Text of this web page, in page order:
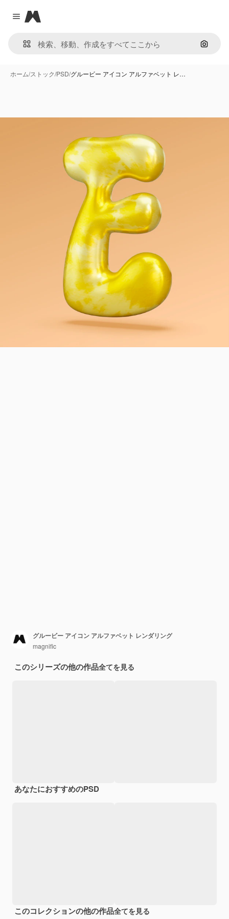
Close menu
Magnific
画像で
ホーム/ストック/PSD/グルービー アイコン アルファベット レ…
グルービー アイコン アルファベット レンダリング
magnific
このシリーズの他の作品全てを見る
あなたにおすすめのPSD
このコレクションの他の作品全てを見る